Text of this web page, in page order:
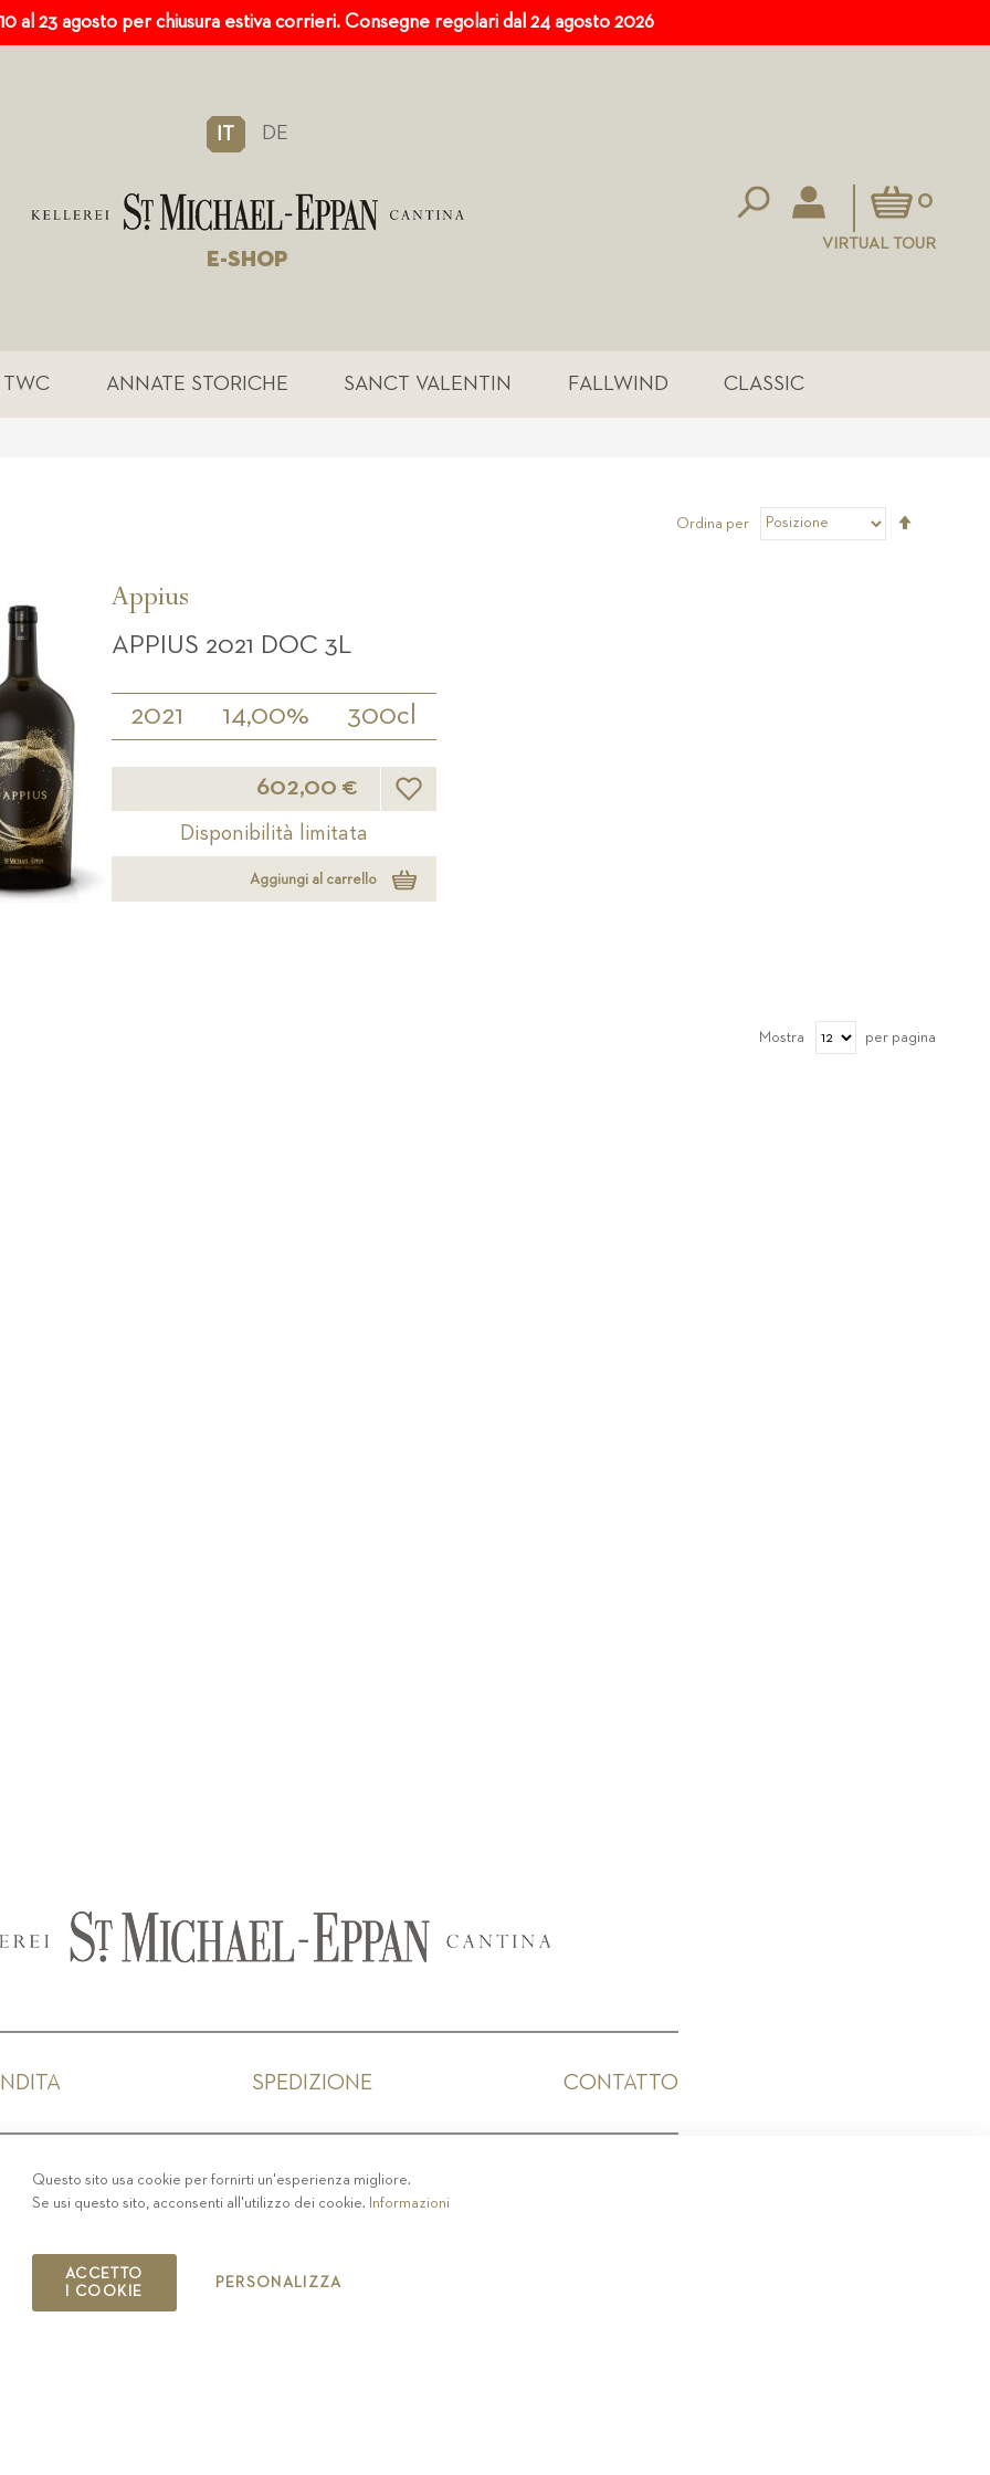
al 23 agosto per chiusura estiva corrieri. Consegne regolari dal 24 agosto 2026
IT DE
E-SHOP
Carrello0
VIRTUAL TOUR
TWC ANNATE STORICHE SANCT VALENTIN FALLWIND CLASSIC
Ordina per
Appius
APPIUS 2021 DOC 3L
2021 14,00% 300cl
602,00 € Lista desideri
Disponibilità limitata
Aggiungi al carrello
Mostra per pagina
SPEDIZIONE CONTATTO
-COLOPHON -COOKIE POLICY-CODICE ETICO
COPYRIGHT 2019 ST.MICHAEL - EPPAN
Questo sito usa cookie per fornirti un'esperienza migliore.
Se usi questo sito, acconsenti all'utilizzo dei cookie. Informazioni
ACCETTO
I COOKIE
PERSONALIZZA